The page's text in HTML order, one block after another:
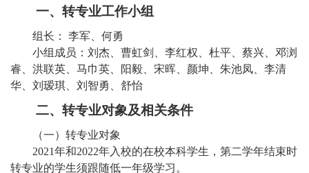
一、转专业工作小组
组长：
李军、何勇
小组成员：刘杰、曹虹剑、李红权、杜平、蔡兴、邓浏
睿、洪联英、马巾英、阳毅、宋晖、颜坤、朱池凤、李清
华、刘瑷琪、刘智勇、舒怡
二、转专业对象及相关条件
（一）转专业对象
2021年和2022年入校的在校本科学生，第二学年结束时
转专业的学生须跟随低一年级学习。